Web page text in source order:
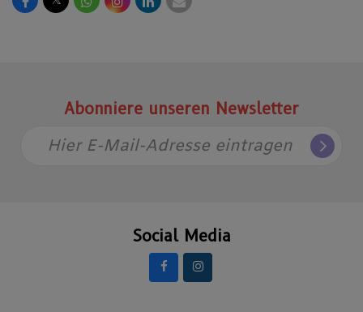
Abonniere unseren Newsletter
Hier E-Mail-Adresse eintragen
Social Media